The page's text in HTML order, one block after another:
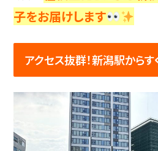
子をお届けします
アクセス抜群！新潟駅から